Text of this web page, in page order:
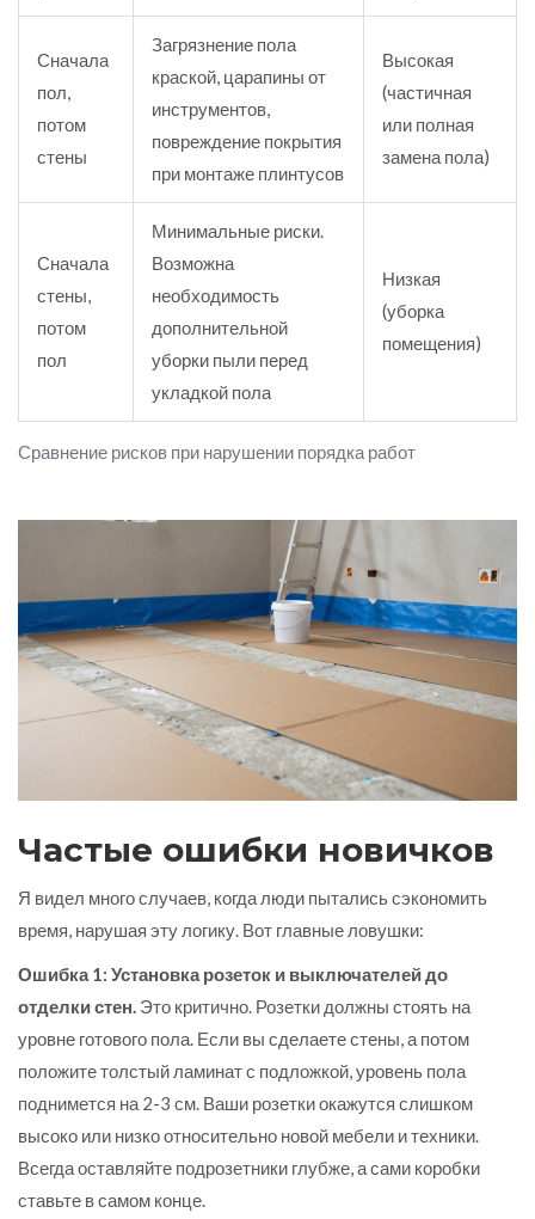
Сравнение рисков при нарушении порядка работ
Сначала
пол,
потом
стены
Загрязнение пола
краской, царапины от
инструментов,
повреждение покрытия
при монтаже плинтусов
Высокая
(частичная
или полная
замена пола)
Сначала
стены,
потом
пол
Минимальные риски.
Возможна
необходимость
дополнительной
уборки пыли перед
укладкой пола
Низкая
(уборка
помещения)
Частые ошибки новичков
Я видел много случаев, когда люди пытались сэкономить
время, нарушая эту логику. Вот главные ловушки:
Ошибка 1: Установка розеток и выключателей до
отделки стен. Это критично. Розетки должны стоять на
уровне готового пола. Если вы сделаете стены, а потом
положите толстый ламинат с подложкой, уровень пола
поднимется на 2-3 см. Ваши розетки окажутся слишком
высоко или низко относительно новой мебели и техники.
Всегда оставляйте подрозетники глубже, а сами коробки
ставьте в самом конце.